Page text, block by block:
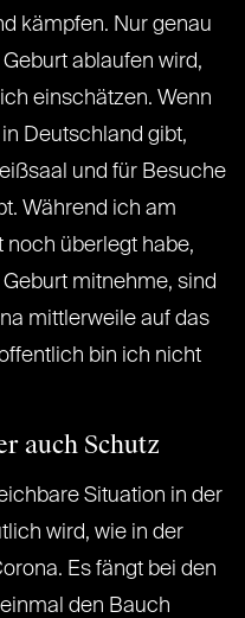
kämpfen. Nur genau
ablaufen wird,
einschätzen. Wenn
Deutschland gibt,
und für Besuche
Während ich am
überlegt habe,
mitnehme, sind
mittlerweile auf das
bin ich nicht
auch Schutz
Situation in der
wird, wie in der
Es fängt bei den
den Bauch